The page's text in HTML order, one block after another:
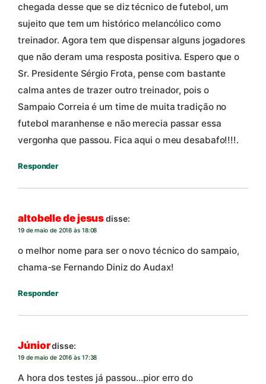
chegada desse que se diz técnico de futebol, um
sujeito que tem um histórico melancólico como
treinador. Agora tem que dispensar alguns jogadores
que não deram uma resposta positiva. Espero que o
Sr. Presidente Sérgio Frota, pense com bastante
calma antes de trazer outro treinador, pois o
Sampaio Correia é um time de muita tradição no
futebol maranhense e não merecia passar essa
vergonha que passou. Fica aqui o meu desabafo!!!!.
Responder
altobelle de jesusdisse:
19 de maio de 2016 às 18:08
o melhor nome para ser o novo técnico do sampaio,
chama-se Fernando Diniz do Audax!
Responder
Júniordisse:
19 de maio de 2016 às 17:38
A hora dos testes já passou…pior erro do